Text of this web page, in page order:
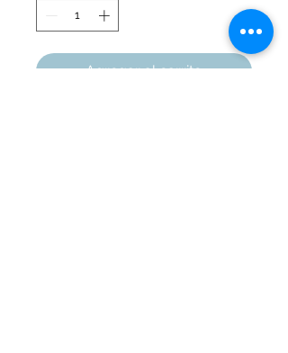
Agregar al carrito